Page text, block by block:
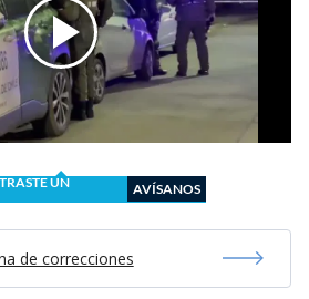
UN
AVÍSANOS
de correcciones